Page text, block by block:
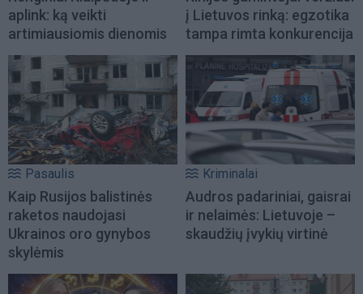
aplink: ką veikti
artimiausiomis dienomis
į Lietuvos rinką: egzotika
tampa rimta konkurencija
Pasaulis
Kaip Rusijos balistinės
raketos naudojasi
Ukrainos oro gynybos
skylėmis
Kriminalai
Audros padariniai, gaisrai
ir nelaimės: Lietuvoje –
skaudžių įvykių virtinė